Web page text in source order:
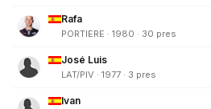
Rafa
PORTIERE · 1980 · 30 pres
José Luis
LAT/PIV · 1977 · 3 pres
Ivan